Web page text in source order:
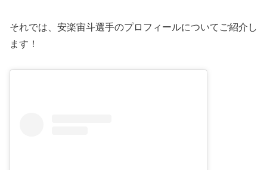
それでは、安楽宙斗選手のプロフィールについてご紹介し
ます！